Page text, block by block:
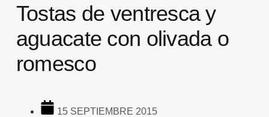
Tostas de ventresca y
aguacate con olivada o
romesco
15 SEPTIEMBRE 2015